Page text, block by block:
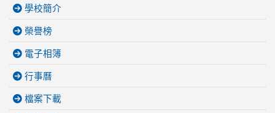
學校簡介
榮譽榜
電子相簿
行事曆
檔案下載